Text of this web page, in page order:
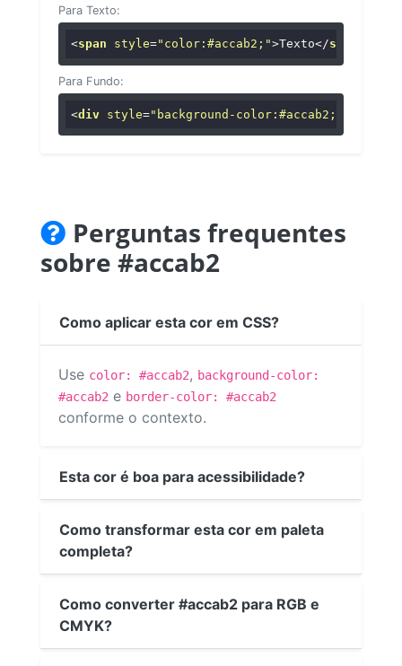
Para Texto:
<span style="color:#accab2;">Texto</span
Para Fundo:
<div style="background-color:#accab2;"
Perguntas frequentes
sobre #accab2
Como aplicar esta cor em CSS?
Use color: #accab2, background-color:
#accab2 e border-color: #accab2
conforme o contexto.
Esta cor é boa para acessibilidade?
Como transformar esta cor em paleta
completa?
Como converter #accab2 para RGB e
CMYK?